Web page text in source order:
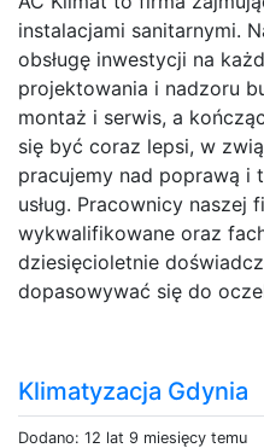
instalacjami sanitarnymi.
obsługę inwestycji na
projektowania i nadzoru
montaż i serwis, a
się być coraz lepsi, w
pracujemy nad poprawą i
usług. Pracownicy naszej
wykwalifikowane oraz
dziesięcioletnie
dopasowywać się do
Klimatyzacja Gdynia
Dodano: 12 lat 9 miesięcy temu